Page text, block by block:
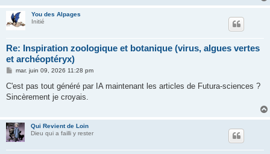
You des Alpages
Initié
Re: Inspiration zoologique et botanique (virus, algues vertes
et archéoptéryx)
M
s
a
mar. juin 09, 2026 11:28 pm
C'est pas tout généré par IA maintenant les articles de Futura-sciences ?
Sincèrement je croyais.
Qui Revient de Loin
Dieu qui a failli y rester